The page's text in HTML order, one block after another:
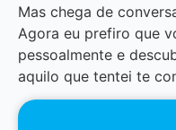
Mas chega de
Agora eu prefiro que
pessoalmente e
aquilo que tentei te